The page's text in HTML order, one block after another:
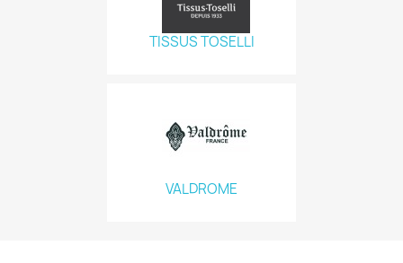
TISSUS TOSELLI
VALDROME